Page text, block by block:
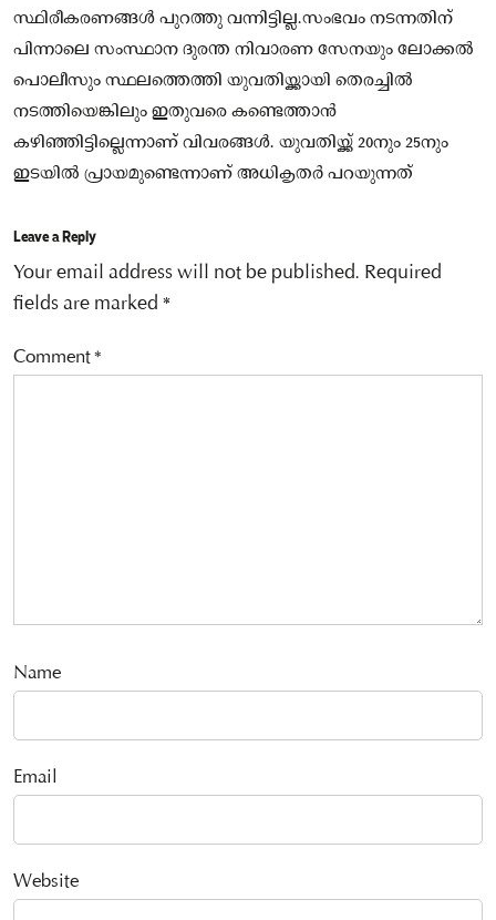
സ്ഥിരീകരണങ്ങൾ പുറത്തു വന്നിട്ടില്ല.സംഭവം നടന്നതിന്
പിന്നാലെ സംസ്ഥാന ദുരന്ത നിവാരണ സേനയും ലോക്കൽ
പൊലീസും സ്ഥലത്തെത്തി യുവതിയ്ക്കായി തെരച്ചിൽ
നടത്തിയെങ്കിലും ഇതുവരെ കണ്ടെത്താൻ
കഴിഞ്ഞിട്ടില്ലെന്നാണ് വിവരങ്ങൾ. യുവതിയ്ക്ക് 20നും 25നും
ഇടയിൽ പ്രായമുണ്ടെന്നാണ് അധികൃതർ പറയുന്നത്
Leave a Reply
Your email address will not be published. Required
fields are marked *
Comment*
Name
Email
Website